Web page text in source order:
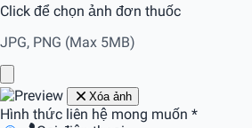
Click để chọn ảnh đơn thuốc
JPG, PNG (Max 5MB)
Xóa ảnh
Hình thức liên hệ mong muốn *